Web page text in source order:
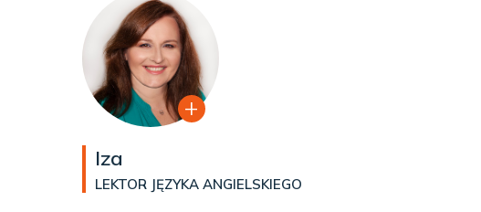
Iza
LEKTOR JĘZYKA ANGIELSKIEGO